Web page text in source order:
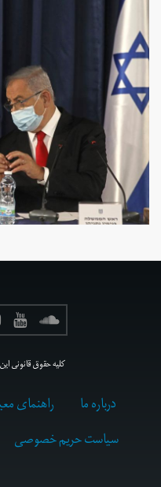
کلیه حقوق قانونی
درباره ما راهنمای
سیاست حریم خصوصی